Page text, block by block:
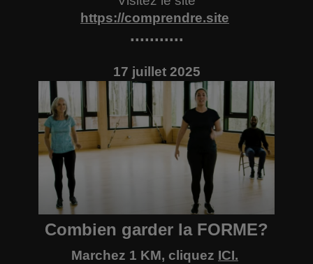
https://comprendre.site
...........
17 juillet 2025
Combien garder la FORME?
Marchez 1 KM, cliquez ICI.